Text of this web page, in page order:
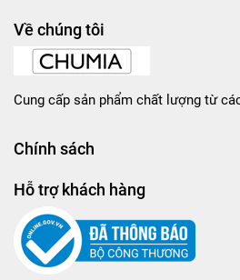
Về chúng tôi
Cung cấp sản phẩm chất lượng từ
Chính sách
Hỗ trợ khách hàng